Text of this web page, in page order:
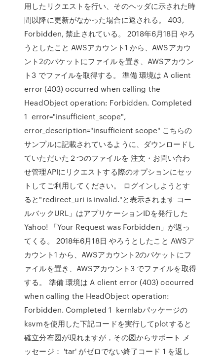
用したリクエストを行い、そのヘッダに示された時
間以降に更新がなかった場合に返される。 403,
Forbidden, 禁止されている。 2018年6月18日 やろ
うとしたこと AWSアカウント1 から、AWSアカウ
ント2のバケットにファイルを置き、AWSアカウン
ト3 でファイルを取得する。 準備 環境は A client
error (403) occurred when calling the
HeadObject operation: Forbidden. Completed
1 error="insufficient_scope",
error_description="insufficient scope" こちらの
サンプルに記載されているように、ダウンロードし
ていただいた２つのファイルを 注文・お問い合わ
せ管理APIにリクエストする際のオプションにセッ
トしてご利用してください。 ログインしようとす
ると"redirect_uri is invalid."と表示されます コー
ルバックURL」はアプリケーションIDを発行した
Yahoo! 「Your Request was Forbidden」が返っ
てくる。 2018年6月18日 やろうとしたこと AWSア
カウント1 から、AWSアカウント2のバケットにフ
ァイルを置き、AWSアカウント3 でファイルを取得
する。 準備 環境は A client error (403) occurred
when calling the HeadObject operation:
Forbidden. Completed 1 kernlabパッケージの
ksvmを使用した下記コードを実行してplotすると
確立分布図が現れますが，その図からサポート メ
ッセージ： 'tar' がゼロでない終了コード 1 を返し